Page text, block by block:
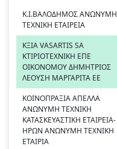
Κ.Ι.ΒΑΛΟΔΗΜΟΣ ΑΝΩΝΥΜΗ
ΤΕΧΝΙΚΗ ΕΤΑΙΡΕΙΑ
ΚΞΙΑ VASARTIS SA
ΚΤΙΡΙΟΤΕΧΝΙΚΗ ΕΠΕ
ΟΙΚΟΝΟΜΟΥ ΔΗΜΗΤΡΙΟΣ
ΛΕΟΥΣΗ ΜΑΡΓΑΡΙΤΑ ΕΕ
ΚΟΙΝΟΠΡΑΞΙΑ ΑΠΕΛΛΑ
ΑΝΩΝΥΜΗ ΤΕΧΝΙΚΗ
ΚΑΤΑΣΚΕΥΑΣΤΙΚΗ ΕΤΑΙΡΕΙΑ-
ΗΡΩΝ ΑΝΩΝΥΜΗ ΤΕΧΝΙΚΗ
ΕΤΑΙΡΙΑ